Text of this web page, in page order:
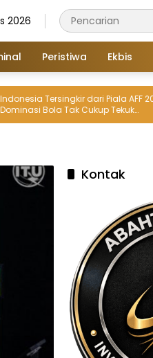
2026
Peristiwa Ekbis
Tersingkir dari Piala AFF 2026,
Bola Tak Cukup Tekuk
Kontak